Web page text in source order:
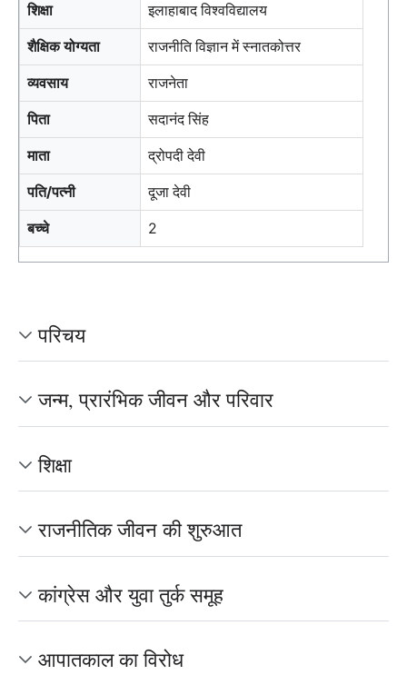
शिक्षा इलाहाबाद विश्वविद्यालय
शैक्षिक योग्यता राजनीति विज्ञान में स्नातकोत्तर
व्यवसाय राजनेता
पिता सदानंद सिंह
माता द्रोपदी देवी
पति/पत्नी दूजा देवी
बच्चे 2
परिचय
जन्म, प्रारंभिक जीवन और परिवार
शिक्षा
राजनीतिक जीवन की शुरुआत
कांग्रेस और युवा तुर्क समूह
आपातकाल का विरोध